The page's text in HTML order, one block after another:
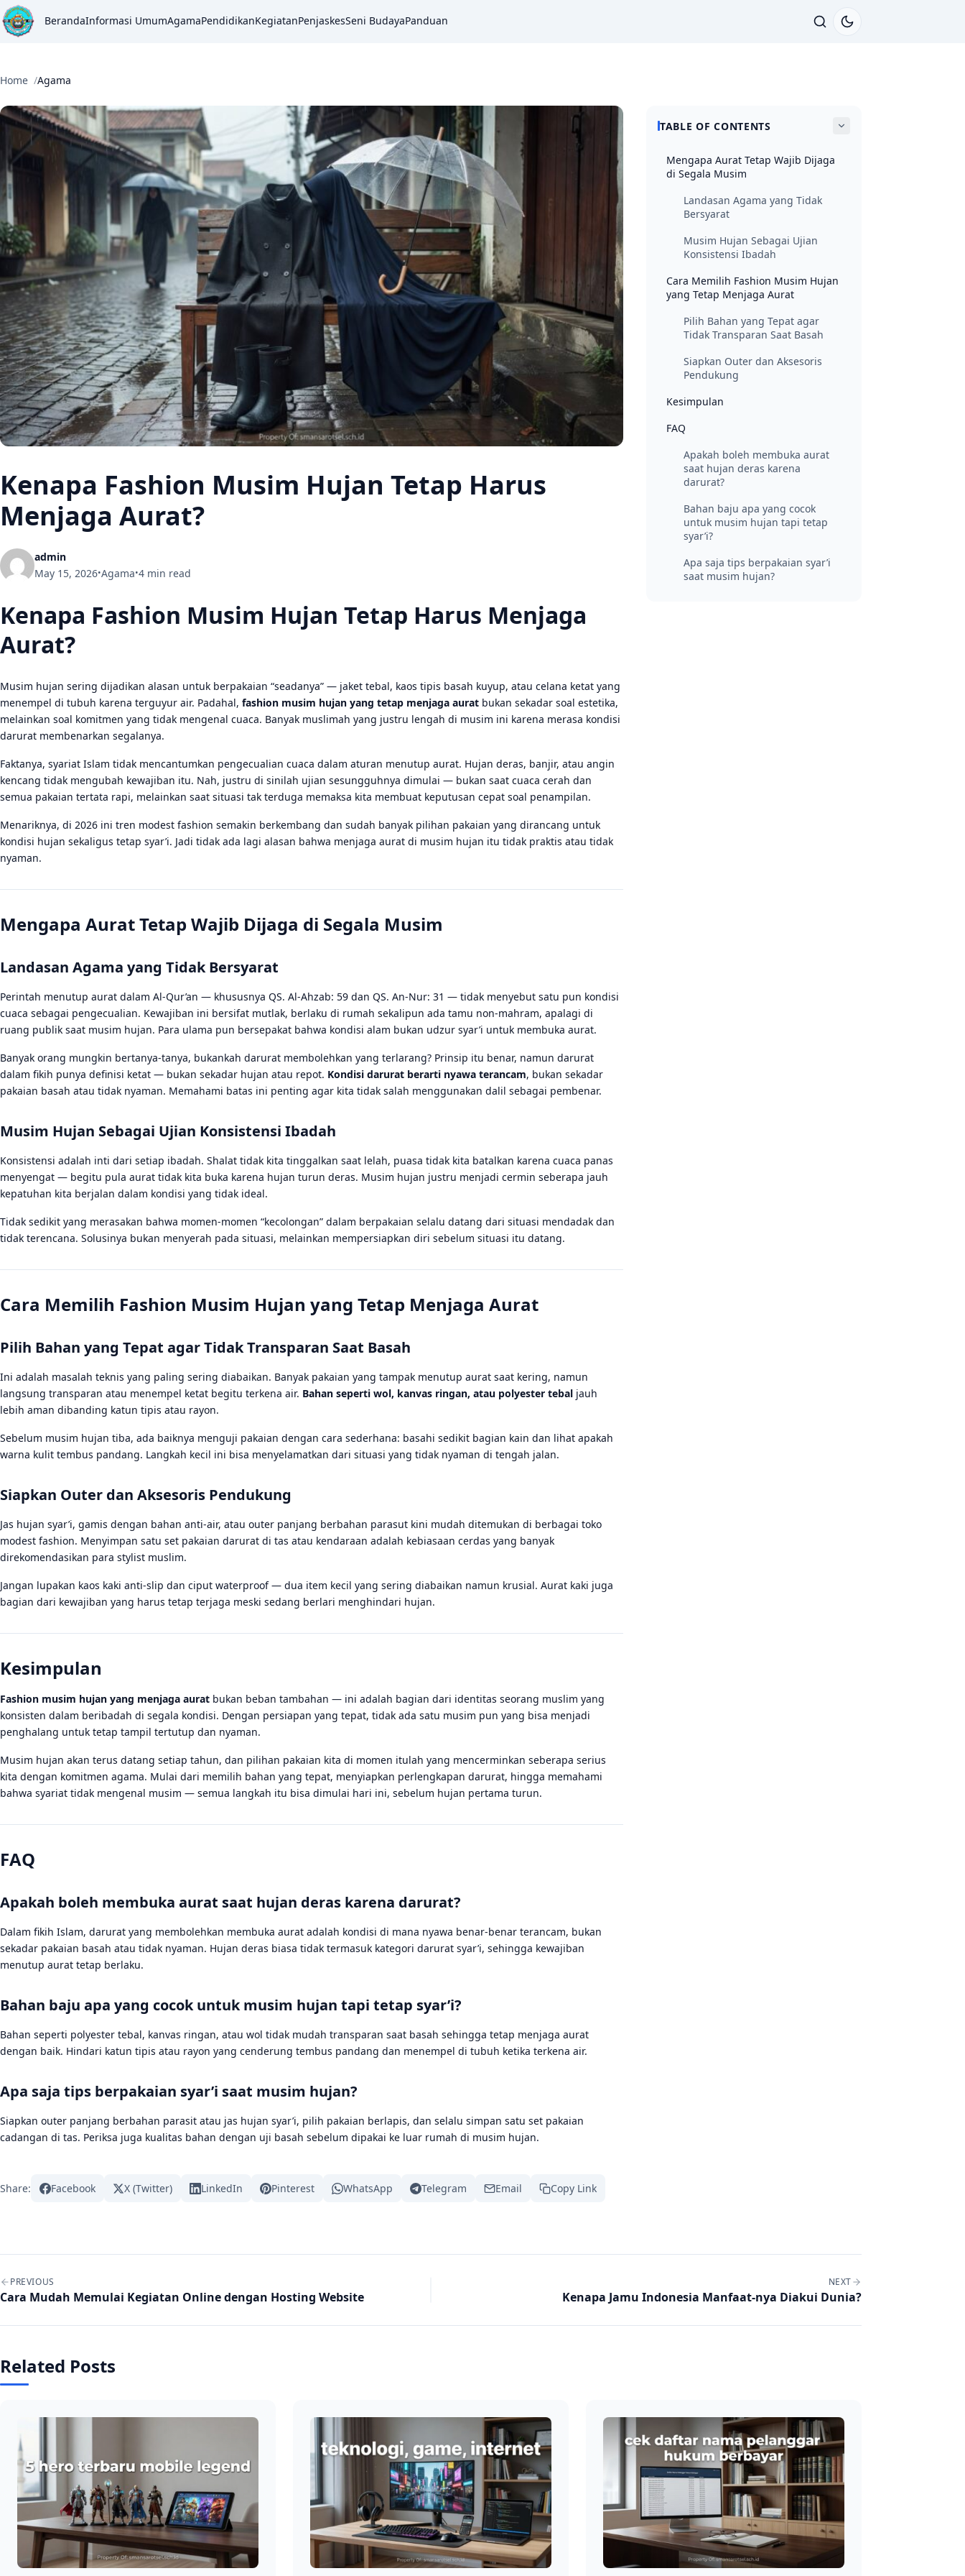
BerandaInformasi UmumAgamaPendidikanKegiatanPenjaskesSeni BudayaPanduan
Home Agama
Kenapa Fashion Musim Hujan Tetap Harus
Menjaga Aurat?
admin
May 15, 2026•Agama•4 min read
Kenapa Fashion Musim Hujan Tetap Harus Menjaga
Aurat?
Musim hujan sering dijadikan alasan untuk berpakaian “seadanya” — jaket tebal, kaos tipis basah kuyup, atau celana ketat yang
menempel di tubuh karena terguyur air. Padahal, fashion musim hujan yang tetap menjaga aurat bukan sekadar soal estetika,
melainkan soal komitmen yang tidak mengenal cuaca. Banyak muslimah yang justru lengah di musim ini karena merasa kondisi
darurat membenarkan segalanya.
Faktanya, syariat Islam tidak mencantumkan pengecualian cuaca dalam aturan menutup aurat. Hujan deras, banjir, atau angin
kencang tidak mengubah kewajiban itu. Nah, justru di sinilah ujian sesungguhnya dimulai — bukan saat cuaca cerah dan
semua pakaian tertata rapi, melainkan saat situasi tak terduga memaksa kita membuat keputusan cepat soal penampilan.
Menariknya, di 2026 ini tren modest fashion semakin berkembang dan sudah banyak pilihan pakaian yang dirancang untuk
kondisi hujan sekaligus tetap syar’i. Jadi tidak ada lagi alasan bahwa menjaga aurat di musim hujan itu tidak praktis atau tidak
nyaman.
Mengapa Aurat Tetap Wajib Dijaga di Segala Musim
Landasan Agama yang Tidak Bersyarat
Perintah menutup aurat dalam Al-Qur’an — khususnya QS. Al-Ahzab: 59 dan QS. An-Nur: 31 — tidak menyebut satu pun kondisi
cuaca sebagai pengecualian. Kewajiban ini bersifat mutlak, berlaku di rumah sekalipun ada tamu non-mahram, apalagi di
ruang publik saat musim hujan. Para ulama pun bersepakat bahwa kondisi alam bukan udzur syar’i untuk membuka aurat.
Banyak orang mungkin bertanya-tanya, bukankah darurat membolehkan yang terlarang? Prinsip itu benar, namun darurat
dalam fikih punya definisi ketat — bukan sekadar hujan atau repot. Kondisi darurat berarti nyawa terancam, bukan sekadar
pakaian basah atau tidak nyaman. Memahami batas ini penting agar kita tidak salah menggunakan dalil sebagai pembenar.
Musim Hujan Sebagai Ujian Konsistensi Ibadah
Konsistensi adalah inti dari setiap ibadah. Shalat tidak kita tinggalkan saat lelah, puasa tidak kita batalkan karena cuaca panas
menyengat — begitu pula aurat tidak kita buka karena hujan turun deras. Musim hujan justru menjadi cermin seberapa jauh
kepatuhan kita berjalan dalam kondisi yang tidak ideal.
Tidak sedikit yang merasakan bahwa momen-momen “kecolongan” dalam berpakaian selalu datang dari situasi mendadak dan
tidak terencana. Solusinya bukan menyerah pada situasi, melainkan mempersiapkan diri sebelum situasi itu datang.
Cara Memilih Fashion Musim Hujan yang Tetap Menjaga Aurat
Pilih Bahan yang Tepat agar Tidak Transparan Saat Basah
Ini adalah masalah teknis yang paling sering diabaikan. Banyak pakaian yang tampak menutup aurat saat kering, namun
langsung transparan atau menempel ketat begitu terkena air. Bahan seperti wol, kanvas ringan, atau polyester tebal jauh
lebih aman dibanding katun tipis atau rayon.
Sebelum musim hujan tiba, ada baiknya menguji pakaian dengan cara sederhana: basahi sedikit bagian kain dan lihat apakah
warna kulit tembus pandang. Langkah kecil ini bisa menyelamatkan dari situasi yang tidak nyaman di tengah jalan.
Siapkan Outer dan Aksesoris Pendukung
Jas hujan syar’i, gamis dengan bahan anti-air, atau outer panjang berbahan parasut kini mudah ditemukan di berbagai toko
modest fashion. Menyimpan satu set pakaian darurat di tas atau kendaraan adalah kebiasaan cerdas yang banyak
direkomendasikan para stylist muslim.
Jangan lupakan kaos kaki anti-slip dan ciput waterproof — dua item kecil yang sering diabaikan namun krusial. Aurat kaki juga
bagian dari kewajiban yang harus tetap terjaga meski sedang berlari menghindari hujan.
Kesimpulan
Fashion musim hujan yang menjaga aurat bukan beban tambahan — ini adalah bagian dari identitas seorang muslim yang
konsisten dalam beribadah di segala kondisi. Dengan persiapan yang tepat, tidak ada satu musim pun yang bisa menjadi
penghalang untuk tetap tampil tertutup dan nyaman.
Musim hujan akan terus datang setiap tahun, dan pilihan pakaian kita di momen itulah yang mencerminkan seberapa serius
kita dengan komitmen agama. Mulai dari memilih bahan yang tepat, menyiapkan perlengkapan darurat, hingga memahami
bahwa syariat tidak mengenal musim — semua langkah itu bisa dimulai hari ini, sebelum hujan pertama turun.
FAQ
Apakah boleh membuka aurat saat hujan deras karena darurat?
Dalam fikih Islam, darurat yang membolehkan membuka aurat adalah kondisi di mana nyawa benar-benar terancam, bukan
sekadar pakaian basah atau tidak nyaman. Hujan deras biasa tidak termasuk kategori darurat syar’i, sehingga kewajiban
menutup aurat tetap berlaku.
Bahan baju apa yang cocok untuk musim hujan tapi tetap syar’i?
Bahan seperti polyester tebal, kanvas ringan, atau wol tidak mudah transparan saat basah sehingga tetap menjaga aurat
dengan baik. Hindari katun tipis atau rayon yang cenderung tembus pandang dan menempel di tubuh ketika terkena air.
Apa saja tips berpakaian syar’i saat musim hujan?
Siapkan outer panjang berbahan parasit atau jas hujan syar’i, pilih pakaian berlapis, dan selalu simpan satu set pakaian
cadangan di tas. Periksa juga kualitas bahan dengan uji basah sebelum dipakai ke luar rumah di musim hujan.
Share: Facebook X (Twitter) LinkedIn Pinterest WhatsApp Telegram Email Copy Link
TABLE OF CONTENTS
Mengapa Aurat Tetap Wajib Dijaga
di Segala Musim
Landasan Agama yang Tidak
Bersyarat
Musim Hujan Sebagai Ujian
Konsistensi Ibadah
Cara Memilih Fashion Musim Hujan
yang Tetap Menjaga Aurat
Pilih Bahan yang Tepat agar
Tidak Transparan Saat Basah
Siapkan Outer dan Aksesoris
Pendukung
Kesimpulan
FAQ
Apakah boleh membuka aurat
saat hujan deras karena
darurat?
Bahan baju apa yang cocok
untuk musim hujan tapi tetap
syar’i?
Apa saja tips berpakaian syar’i
saat musim hujan?
Post navigation
PREVIOUS
Cara Mudah Memulai Kegiatan Online dengan Hosting Website
NEXT
Kenapa Jamu Indonesia Manfaat-nya Diakui Dunia?
Related Posts